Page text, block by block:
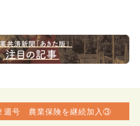
週号 農業保険を継続加入③